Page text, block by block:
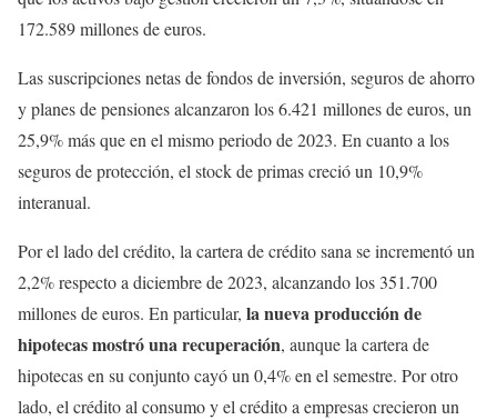
172.589 millones de euros.
Las suscripciones netas de fondos de inversión, seguros de ahorro
y planes de pensiones alcanzaron los 6.421 millones de euros, un
25,9% más que en el mismo periodo de 2023. En cuanto a los
seguros de protección, el stock de primas creció un 10,9%
interanual.
Por el lado del crédito, la cartera de crédito sana se incrementó un
2,2% respecto a diciembre de 2023, alcanzando los 351.700
millones de euros. En particular, la nueva producción de
hipotecas mostró una recuperación, aunque la cartera de
hipotecas en su conjunto cayó un 0,4% en el semestre. Por otro
lado, el crédito al consumo y el crédito a empresas crecieron un